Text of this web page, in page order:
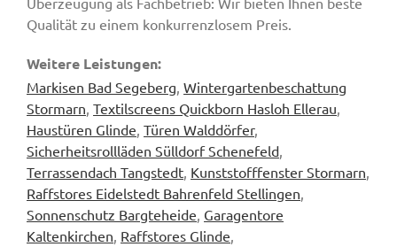
Qualität zu einem konkurrenzlosem Preis.
Weitere Leistungen:
Markisen Bad Segeberg, Wintergartenbeschattung
Stormarn, Textilscreens Quickborn Hasloh Ellerau,
Haustüren Glinde, Türen Walddörfer,
Sicherheitsrollläden Sülldorf Schenefeld,
Terrassendach Tangstedt, Kunststofffenster Stormarn,
Raffstores Eidelstedt Bahrenfeld Stellingen,
Sonnenschutz Bargteheide, Garagentore
Kaltenkirchen, Raffstores Glinde,